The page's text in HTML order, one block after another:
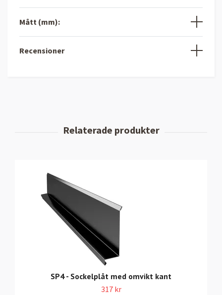
Mått (mm):
Recensioner
SP4 - Sockelplåt med omvikt kant
317 kr